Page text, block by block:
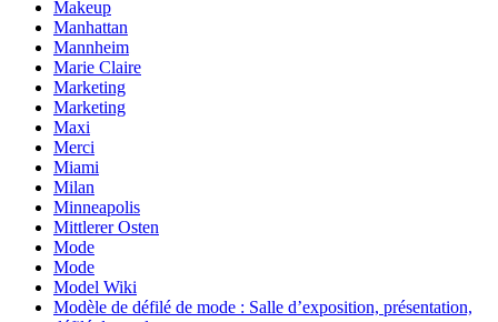
Makeup
Manhattan
Mannheim
Marie Claire
Marketing
Marketing
Maxi
Merci
Miami
Milan
Minneapolis
Mittlerer Osten
Mode
Mode
Model Wiki
Modèle de défilé de mode : Salle d’exposition, présentation,